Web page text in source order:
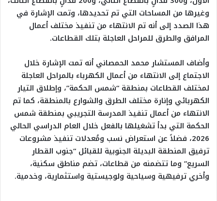
وغيرها من المساحات التي تم تحديدها، وتمت الإشارة في
هذا الصدد إلى أنه تم الانتهاء من تنفيذ مختلف أعمال
المرافق والطرق للمراحل العاجلة بتلك القطاعات.
وأضاف المستشار محمد الحمصاني أنه تمت الإشارة خلال
الاجتماع إلى الانتهاء من أعمال الكهرباء بالمراحل العاجلة
لمختلف القطاعات بمنطقة “شمس الحكمة”، وإطلاق التيار
الكهربائي وإنارة مختلف الطرق والشوارع بالمنطقة، كما تم
الانتهاء من أعمال تنفيذ المدرسة التجريبي بمنطقة شمس
الحكمة التي بدأ تشغيلها بالفعل خلال العام الدراسي الحالي
2026، فضلاً عن استعراض نسب ومُعدلات تنفيذ مشروعات
ترفيق المنطقة البديلة الجنوبية للقبائل “جنوب القطار
السريع” وما تتضمنه من قطاعات، تضم مناطق سكنية،
وأخري ترفيهية وسياحية ولوجيستية واستثمارية، وخدمية.